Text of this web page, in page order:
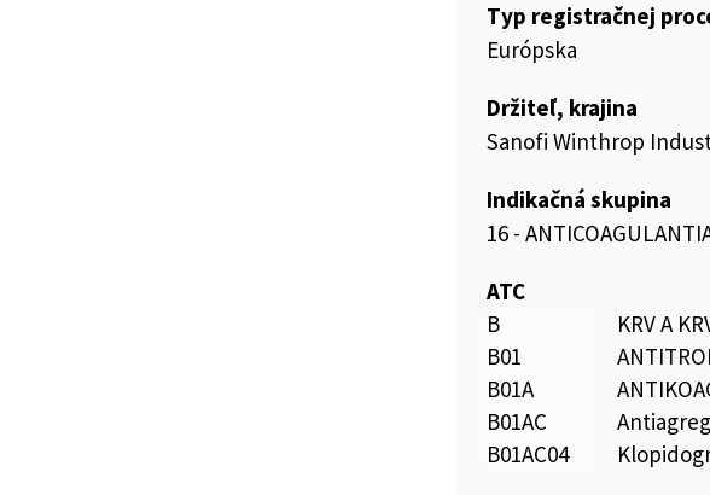
Typ registračnej
Európska
Držiteľ, krajina
Sanofi Winthrop
Indikačná skupina
16 -
ATC
B
KRV A
B01
B01A
B01AC
B01AC04